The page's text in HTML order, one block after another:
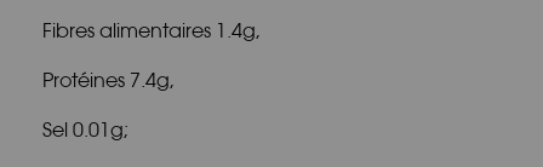
Fibres alimentaires 1.4g,
Protéines 7.4g,
Sel 0.01g;